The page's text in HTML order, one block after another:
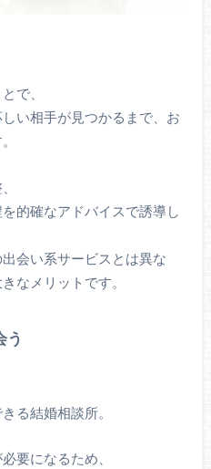
で、
い相手が見つかるまで、お
的確なアドバイスで誘導し
会い系サービスとは異な
なメリットです。
う
る結婚相談所。
要になるため、